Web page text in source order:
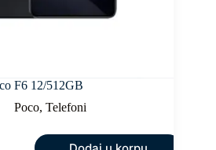
F6 12/512GB
Poco,Telefoni